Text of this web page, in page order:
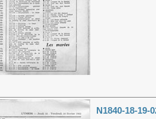
N1840-18-19-